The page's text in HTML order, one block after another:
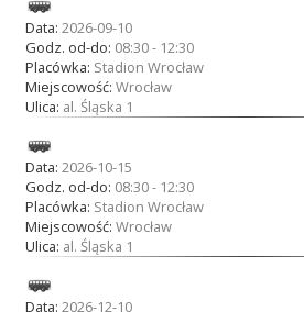
Data: 2026-09-10
Godz. od-do: 08:30 - 12:30
Placówka: Stadion Wrocław
Miejscowość: Wrocław
Ulica: al. Śląska 1
Data: 2026-10-15
Godz. od-do: 08:30 - 12:30
Placówka: Stadion Wrocław
Miejscowość: Wrocław
Ulica: al. Śląska 1
Data: 2026-12-10